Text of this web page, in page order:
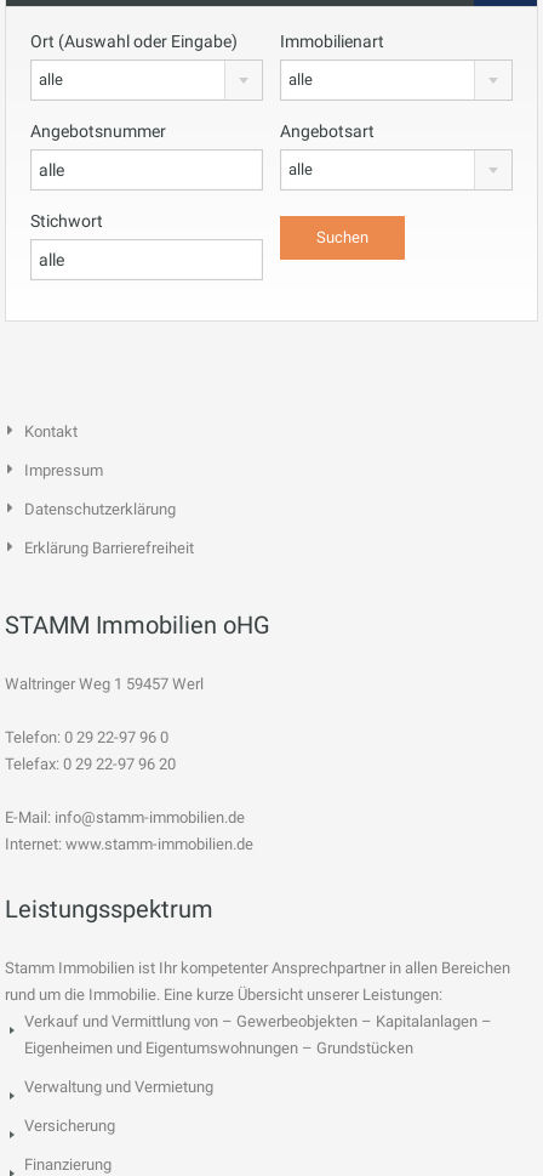
Ort (Auswahl oder Eingabe)
alle
Immobilienart
alle
Angebotsnummer Angebotsart
alle
Stichwort
Kontakt
Impressum
Datenschutzerklärung
Erklärung Barrierefreiheit
STAMM Immobilien oHG
Waltringer Weg 1 59457 Werl
Telefon: 0 29 22-97 96 0
Telefax: 0 29 22-97 96 20
E-Mail: info@stamm-immobilien.de
Internet: www.stamm-immobilien.de
Leistungsspektrum
Stamm Immobilien ist Ihr kompetenter Ansprechpartner in allen Bereichen
rund um die Immobilie. Eine kurze Übersicht unserer Leistungen:
Verkauf und Vermittlung von – Gewerbeobjekten – Kapitalanlagen –
Eigenheimen und Eigentumswohnungen – Grundstücken
Verwaltung und Vermietung
Versicherung
Finanzierung